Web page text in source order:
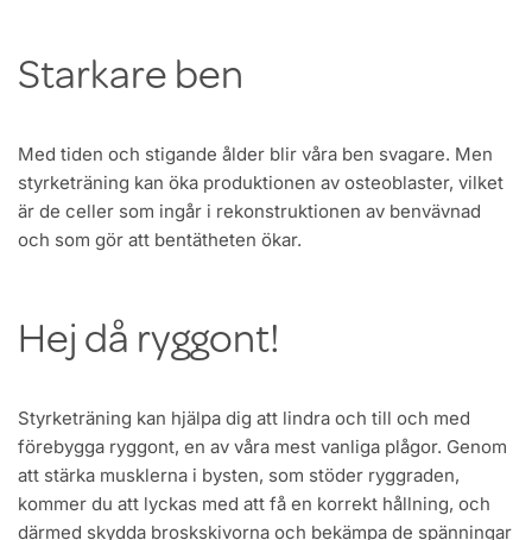
Starkare ben
Med tiden och stigande ålder blir våra ben svagare. Men
styrketräning kan öka produktionen av osteoblaster, vilket
är de celler som ingår i rekonstruktionen av benvävnad
och som gör att bentätheten ökar.
Hej då ryggont!
Styrketräning kan hjälpa dig att lindra och till och med
förebygga ryggont, en av våra mest vanliga plågor. Genom
att stärka musklerna i bysten, som stöder ryggraden,
kommer du att lyckas med att få en korrekt hållning, och
därmed skydda broskskivorna och bekämpa de spänningar